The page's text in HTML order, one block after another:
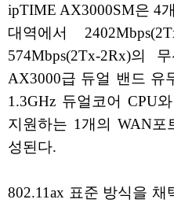
ipTIME AX3000SM은 4
대역에서
574Mbps(2Tx-2Rx)의
AX3000급 듀얼 밴드 유
1.3GHz 듀얼코어 CPU
지원하는 1개의 WAN
성된다.
802.11ax 표준 방식을